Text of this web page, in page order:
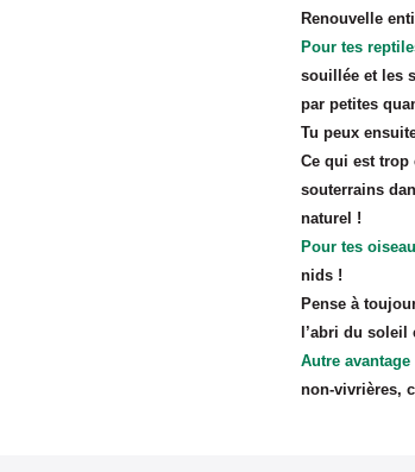
Renouvelle
Pour tes
souillée et les
par petites
Tu peux
Ce qui est trop
souterrains
naturel !
Pour tes
nids !
Pense à
l’abri du soleil
Autre avantage
non-vivrières,